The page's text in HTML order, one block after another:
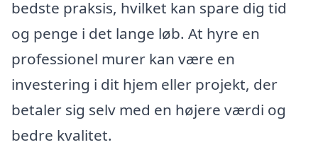
bedste praksis, hvilket kan spare dig tid
og penge i det lange løb. At hyre en
professionel murer kan være en
investering i dit hjem eller projekt, der
betaler sig selv med en højere værdi og
bedre kvalitet.